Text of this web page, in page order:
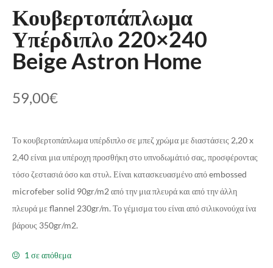
Κουβερτοπάπλωμα
Υπέρδιπλο 220×240
Beige Astron Home
59,00€
Το κουβερτοπάπλωμα υπέρδιπλο σε μπεζ χρώμα με διαστάσεις 2,20 x
2,40 είναι μια υπέροχη προσθήκη στο υπνοδωμάτιό σας, προσφέροντας
τόσο ζεστασιά όσο και στυλ. Είναι κατασκευασμένο από embossed
microfeber solid 90gr/m2 από την μια πλευρά και από την άλλη
πλευρά με flannel 230gr/m. Το γέμισμα του είναι από σιλικονούχα ίνα
βάρους 350gr/m2.
1 σε απόθεμα